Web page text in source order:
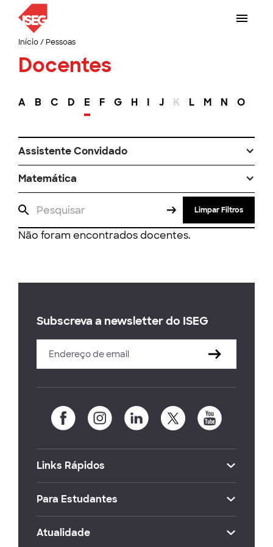
Início/ Pessoas
Docentes
A B C D E F G H I J K L M N O
Assistente Convidado
Matemática
Limpar Filtros
Não foram encontrados docentes.
Subscreva a newsletter do ISEG
Links Rápidos
Para Estudantes
Atualidade